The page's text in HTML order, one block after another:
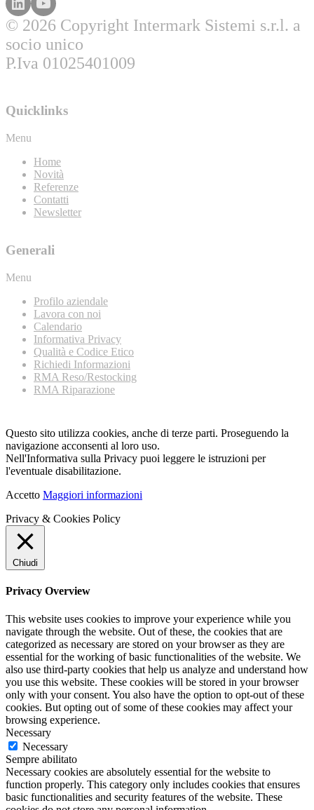
© 2026 Copyright Intermark Sistemi s.r.l. a
socio unico
P.Iva 01025401009
Quicklinks
Menu
Home
Novità
Referenze
Contatti
Newsletter
Generali
Menu
Profilo aziendale
Lavora con noi
Calendario
Informativa Privacy
Qualità e Codice Etico
Richiedi Informazioni
RMA Reso/Restocking
RMA Riparazione
Questo sito utilizza cookies, anche di terze parti. Proseguendo la
navigazione acconsenti al loro uso.
Nell'Informativa sulla Privacy puoi leggere le istruzioni per
l'eventuale disabilitazione.
Accetto Maggiori informazioni
Privacy & Cookies Policy
Chiudi
Privacy Overview
This website uses cookies to improve your experience while you
navigate through the website. Out of these, the cookies that are
categorized as necessary are stored on your browser as they are
essential for the working of basic functionalities of the website. We
also use third-party cookies that help us analyze and understand how
you use this website. These cookies will be stored in your browser
only with your consent. You also have the option to opt-out of these
cookies. But opting out of some of these cookies may affect your
browsing experience.
Necessary
Necessary
Sempre abilitato
Necessary cookies are absolutely essential for the website to
function properly. This category only includes cookies that ensures
basic functionalities and security features of the website. These